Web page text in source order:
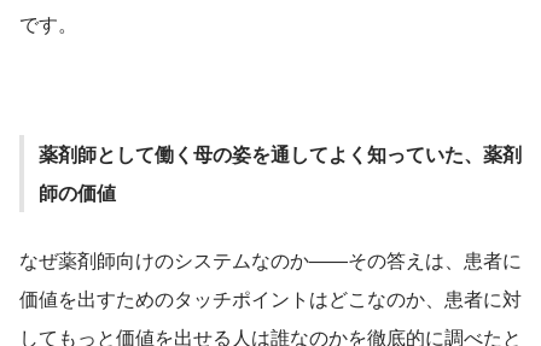
です。
薬剤師として働く母の姿を通してよく知っていた、薬剤
師の価値
なぜ薬剤師向けのシステムなのか――その答えは、患者に
価値を出すためのタッチポイントはどこなのか、患者に対
してもっと価値を出せる人は誰なのかを徹底的に調べたと